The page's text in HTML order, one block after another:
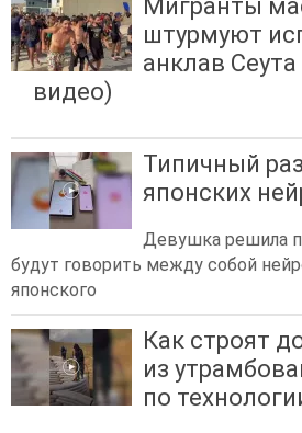
Мигранты
штурмуют
анклав
видео)
Типичный
японских
Девушка решила
будут говорить между собой
японского
Как строят
из
по